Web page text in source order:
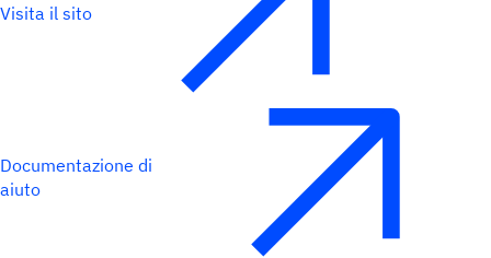
Visita il sito
Documentazione di
aiuto